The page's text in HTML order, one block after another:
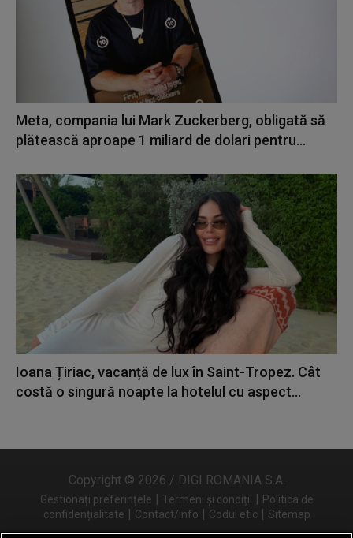
Meta, compania lui Mark Zuckerberg, obligată să
plătească aproape 1 miliard de dolari pentru...
Ioana Țiriac, vacanță de lux în Saint-Tropez. Cât
costă o singură noapte la hotelul cu aspect...
Copyright © 2026 / DIGI ROMANIA S.A.
Gestionați preferințele | Termeni și condiții | Politica de
confidențialitate | Contact/Info | Codul etic | Sitemap